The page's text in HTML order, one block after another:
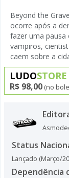
Beyond the
ocorre após a
fazer uma pausa
vampiros,
caem sobre a
LUDOSTORE
R$ 98,00 (no
Status
Lançado (Março/
Dependência